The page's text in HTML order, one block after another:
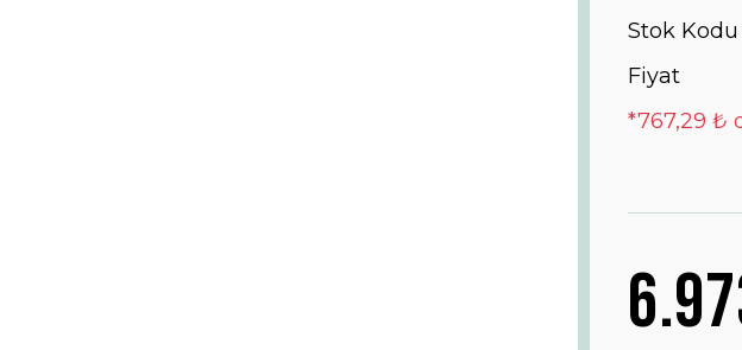
Stok Kodu
Fiyat
*767,29 ₺